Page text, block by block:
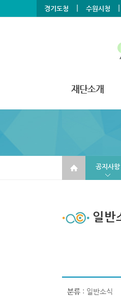
메뉴바로가기
본문바로가기경기도청 | 수원시청 |
재단소개
공지사항
일반
분류 : 일반소식